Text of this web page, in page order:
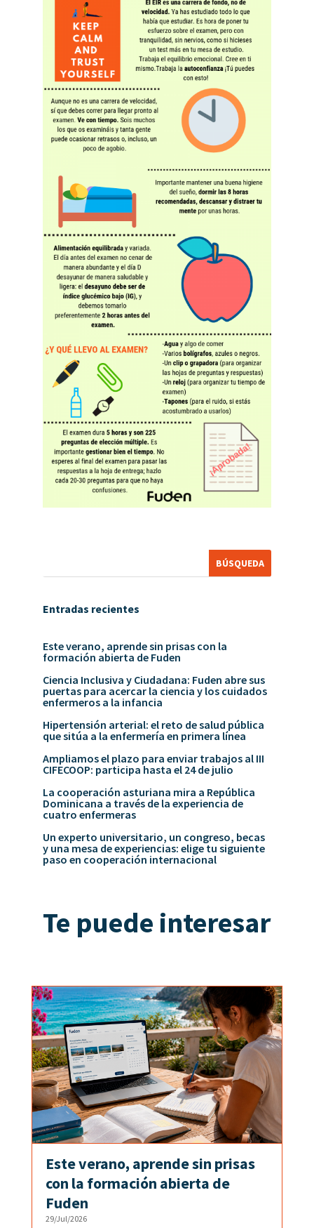
Entradas recientes
Este verano, aprende sin prisas con la
formación abierta de Fuden
Ciencia Inclusiva y Ciudadana: Fuden abre sus
puertas para acercar la ciencia y los cuidados
enfermeros a la infancia
Hipertensión arterial: el reto de salud pública
que sitúa a la enfermería en primera línea
Ampliamos el plazo para enviar trabajos al III
CIFECOOP: participa hasta el 24 de julio
La cooperación asturiana mira a República
Dominicana a través de la experiencia de
cuatro enfermeras
Un experto universitario, un congreso, becas
y una mesa de experiencias: elige tu siguiente
paso en cooperación internacional
Te puede interesar
Este verano, aprende sin prisas
con la formación abierta de
Fuden
29/Jul/2026